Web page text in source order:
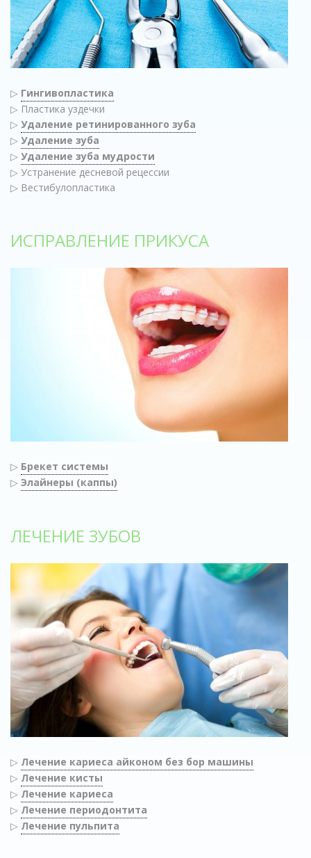
▷ Гингивопластика
▷ Пластика уздечки
▷ Удаление ретинированного зуба
▷ Удаление зуба
▷ Удаление зуба мудрости
▷ Устранение десневой рецессии
▷ Вестибулопластика
ИСПРАВЛЕНИЕ ПРИКУСА
▷ Брекет системы
▷ Элайнеры (каппы)
ЛЕЧЕНИЕ ЗУБОВ
▷ Лечение кариеса айконом без бор машины
▷ Лечение кисты
▷ Лечение кариеса
▷ Лечение периодонтита
▷ Лечение пульпита